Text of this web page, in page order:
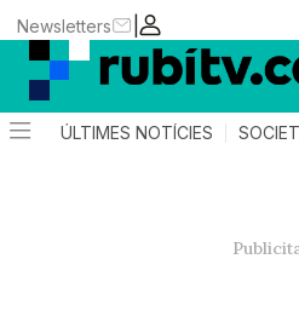
|
Newsletters
ÚLTIMES NOTÍCIES